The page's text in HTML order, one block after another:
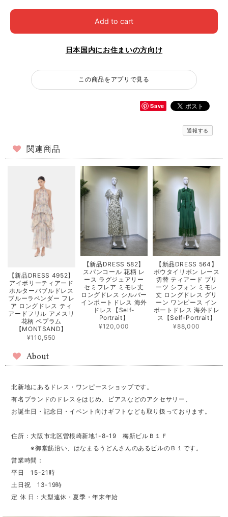
Add to cart
日本国内にお住まいの方向け
この商品をアプリで見る
Save
通報する
関連商品
【新品DRESS 4952】
アイボリーティアード
ホルターバブルドレス
ブルーラベンダー フレ
ア ロングドレス ティ
アードフリル アメスリ
花柄 ペプラム
【MONTSAND】
¥110,550
【新品DRESS 582】
スパンコール 花柄 レ
ース ラグジュアリー
セミフレア ミモレ丈
ロングドレス シルバー
インポートドレス 海外
ドレス【Self-
Portrait】
¥120,000
【新品DRESS 564】
ボウタイリボン レース
切替 ティアード プリ
ーツ シフォン ミモレ
丈 ロングドレス グリ
ーン ワンピース イン
ポートドレス 海外ドレ
ス【Self-Portrait】
¥88,000
About
北新地にあるドレス・ワンピースショップです。
有名ブランドのドレスをはじめ、ピアスなどのアクセサリー、
お誕生日・記念日・イベント向けギフトなども取り扱っております。
住所：大阪市北区曽根崎新地1-8-19 梅新ビルＢ１Ｆ
※御堂筋沿い、はなまるうどんさんのあるビルのＢ１です。
営業時間：
平日 15-21時
土日祝 13-19時
定 休 日：大型連休・夏季・年末年始